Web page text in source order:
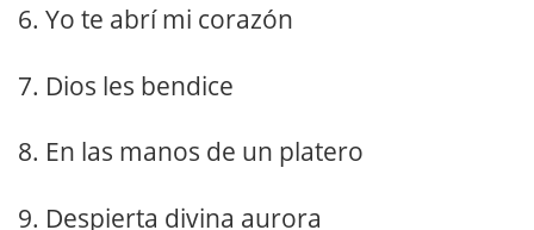
6. Yo te abrí mi corazón
7. Dios les bendice
8. En las manos de un platero
9. Despierta divina aurora